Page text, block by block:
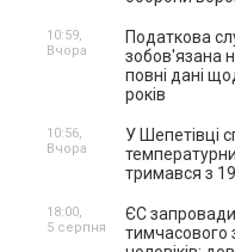
Податкова
зобов'язана
повні дані
років
10:59,
Вчора
У Шепетівці
тримався з
10:56,
Вчора
ЄС
тимчасового
18:00,
5 серпня